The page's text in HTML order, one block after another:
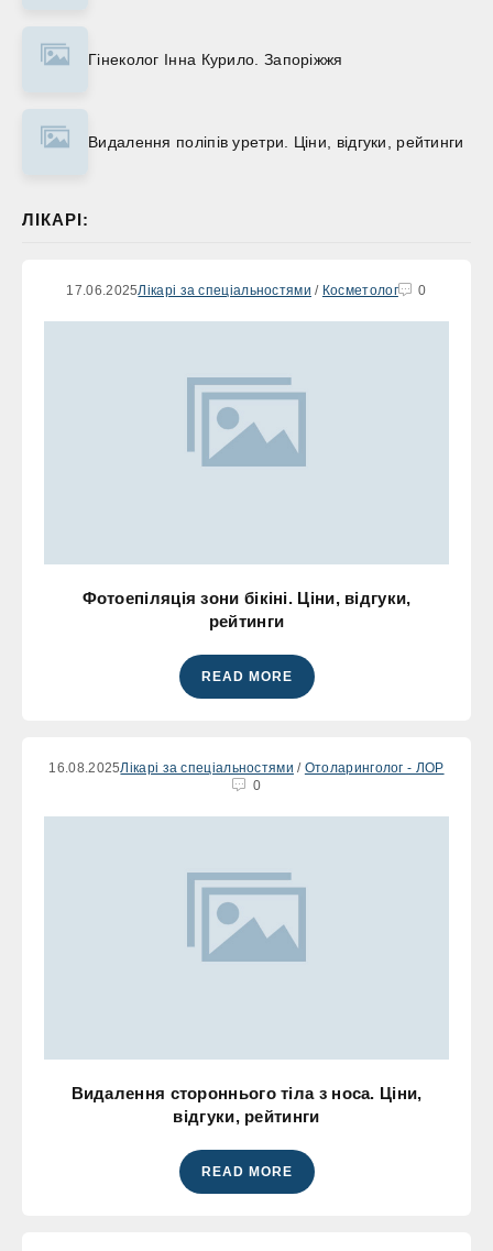
Гінеколог Інна Курило. Запоріжжя
Видалення поліпів уретри. Ціни, відгуки, рейтинги
ЛІКАРІ:
17.06.2025Лікарі за спеціальностями / Косметолог 0
Фотоепіляція зони бікіні. Ціни, відгуки,
рейтинги
READ MORE
16.08.2025Лікарі за спеціальностями / Отоларинголог - ЛОР
0
Видалення стороннього тіла з носа. Ціни,
відгуки, рейтинги
READ MORE